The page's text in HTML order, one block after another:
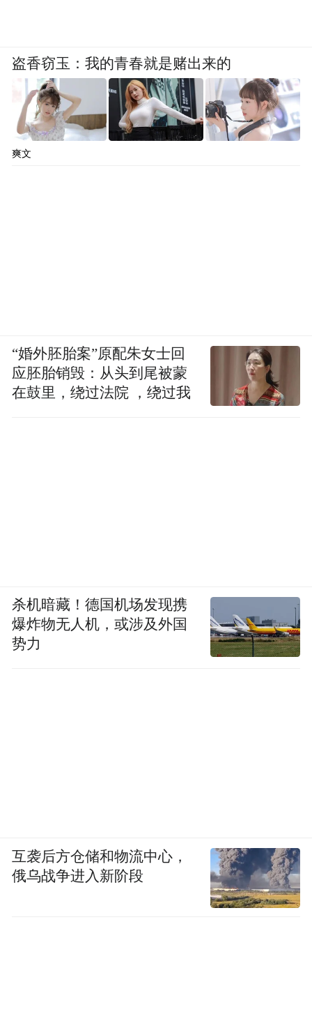
盗香窃玉：我的青春就是赌出来的
爽文
“婚外胚胎案”原配朱女士回
应胚胎销毁：从头到尾被蒙
在鼓里，绕过法院 ，绕过我
杀机暗藏！德国机场发现携
爆炸物无人机，或涉及外国
势力
互袭后方仓储和物流中心，
俄乌战争进入新阶段